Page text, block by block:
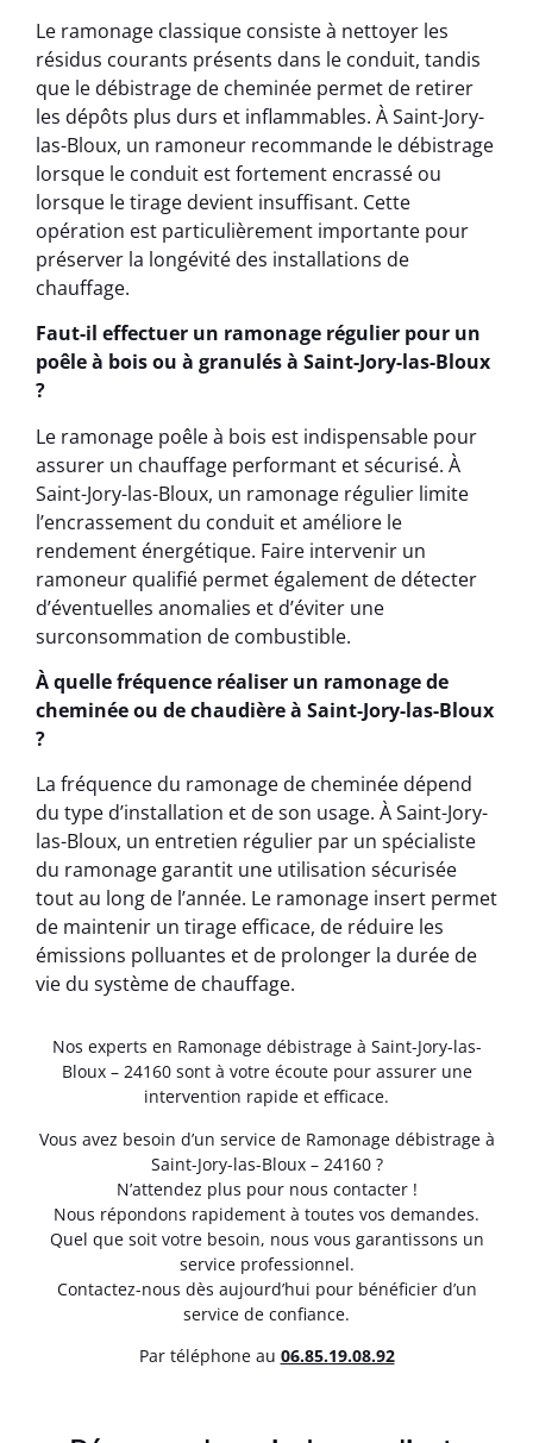
Le ramonage classique consiste à nettoyer les
résidus courants présents dans le conduit, tandis
que le débistrage de cheminée permet de retirer
les dépôts plus durs et inflammables. À Saint-Jory-
las-Bloux, un ramoneur recommande le débistrage
lorsque le conduit est fortement encrassé ou
lorsque le tirage devient insuffisant. Cette
opération est particulièrement importante pour
préserver la longévité des installations de
chauffage.
Faut-il effectuer un ramonage régulier pour un
poêle à bois ou à granulés à Saint-Jory-las-Bloux
?
Le ramonage poêle à bois est indispensable pour
assurer un chauffage performant et sécurisé. À
Saint-Jory-las-Bloux, un ramonage régulier limite
l’encrassement du conduit et améliore le
rendement énergétique. Faire intervenir un
ramoneur qualifié permet également de détecter
d’éventuelles anomalies et d’éviter une
surconsommation de combustible.
À quelle fréquence réaliser un ramonage de
cheminée ou de chaudière à Saint-Jory-las-Bloux
?
La fréquence du ramonage de cheminée dépend
du type d’installation et de son usage. À Saint-Jory-
las-Bloux, un entretien régulier par un spécialiste
du ramonage garantit une utilisation sécurisée
tout au long de l’année. Le ramonage insert permet
de maintenir un tirage efficace, de réduire les
émissions polluantes et de prolonger la durée de
vie du système de chauffage.
Nos experts en Ramonage débistrage à Saint-Jory-las-
Bloux – 24160 sont à votre écoute pour assurer une
intervention rapide et efficace.
Vous avez besoin d’un service de Ramonage débistrage à
Saint-Jory-las-Bloux – 24160 ?
N’attendez plus pour nous contacter !
Nous répondons rapidement à toutes vos demandes.
Quel que soit votre besoin, nous vous garantissons un
service professionnel.
Contactez-nous dès aujourd’hui pour bénéficier d’un
service de confiance.
Par téléphone au 06.85.19.08.92